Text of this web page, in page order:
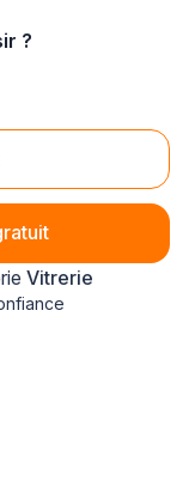
?
Vitrerie